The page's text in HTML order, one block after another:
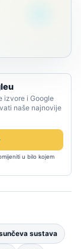
izvore i Google
naše najnovije
u bilo kojem
sustava